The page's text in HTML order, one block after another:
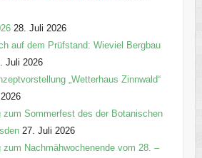
28. Juli 2026
auf dem Prüfstand: Wieviel Bergbau
Juli 2026
„Wetterhaus Zinnwald“
zum Sommerfest des der Botanischen
27. Juli 2026
zum Nachmähwochenende vom 28. –